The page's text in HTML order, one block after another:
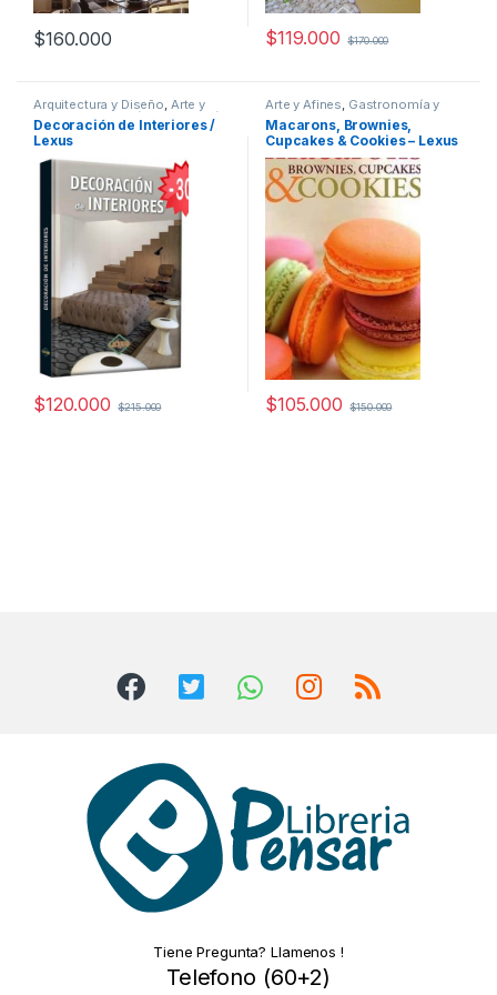
$160.000 $119.000 $170.000
Arquitectura y Diseño, Arte y
Afines Decoración , Decoración
y Muebles,Diseño,Interes
General
Decoración de Interiores /
Lexus
$120.000 $215.000
Arte y Afines, Gastronomía y
Cocteleria Hogar y
Manualidades,Interes General
Ocio y Tiempo Libre,Ofertas,
Temas Varios
Macarons, Brownies,
Cupcakes & Cookies – Lexus
$105.000 $150.000
Tiene Pregunta? Llamenos !
Telefono (60+2)